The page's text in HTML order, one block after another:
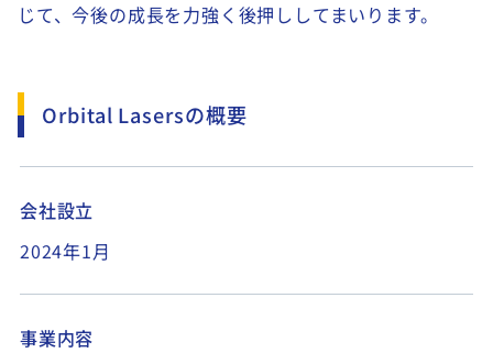
じて、今後の成長を力強く後押ししてまいります。
Orbital Lasersの概要
会社設立
2024年1月
事業内容